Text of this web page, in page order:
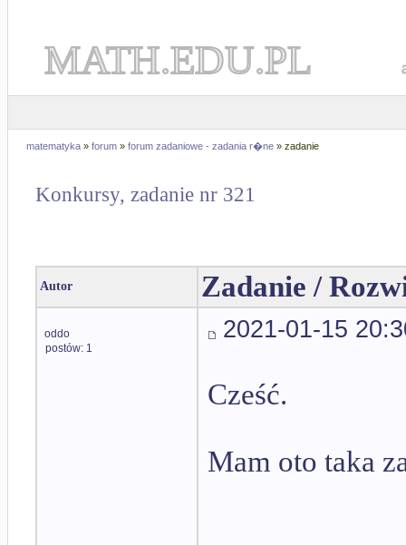
MATH.EDU.PL
matematyka » forum » forum zadaniowe - zadania r�ne » zadanie
Konkursy, zadanie nr 321
Autor Zadanie /
oddo
postów: 1
2021-01-15
Cześć.
Mam oto taka